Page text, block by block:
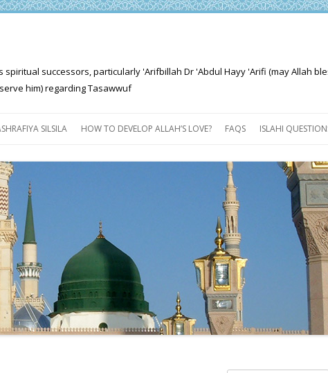
successors, particularly 'Arifbillah Dr 'Abdul Hayy 'Arifi (may Allah
him) regarding Tasawwuf
SILSILA
ASHRAFIYA PATH
FOR THE SEEKER
PROGRESS EXPLAINED
HOW TO DEVELOP ALLAH’S LOVE? FAQS ISLAHI